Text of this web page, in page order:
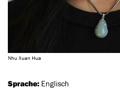
Nhu Xuan Hua
Sprache: Englisch